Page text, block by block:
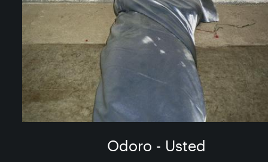
Odoro - Usted